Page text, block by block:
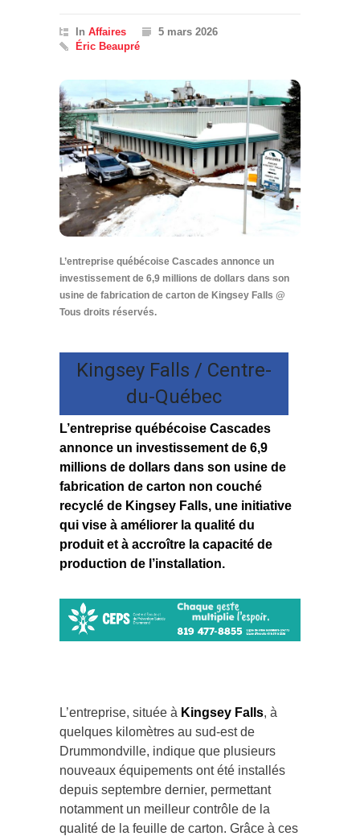
In Affaires
5 mars 2026
Éric Beaupré
L’entreprise québécoise Cascades annonce un
investissement de 6,9 millions de dollars dans son
usine de fabrication de carton de Kingsey Falls @
Tous droits réservés.
Kingsey Falls / Centre-
du-Québec
L’entreprise québécoise Cascades
annonce un investissement de 6,9
millions de dollars dans son usine de
fabrication de carton non couché
recyclé de Kingsey Falls, une initiative
qui vise à améliorer la qualité du
produit et à accroître la capacité de
production de l’installation.
L’entreprise, située à Kingsey Falls, à
quelques kilomètres au sud-est de
Drummondville, indique que plusieurs
nouveaux équipements ont été installés
depuis septembre dernier, permettant
notamment un meilleur contrôle de la
qualité de la feuille de carton. Grâce à ces